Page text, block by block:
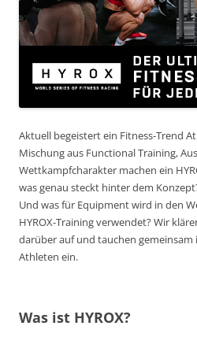
Aktuell begeistert ein Fitness-Trend
Mischung aus Functional Training,
Wettkampfcharakter machen ein
was genau steckt hinter dem
Und was für Equipment wird in den
HYROX-Training verwendet? Wir
darüber auf und tauchen gemeinsam
Athleten ein.
Was ist HYROX?